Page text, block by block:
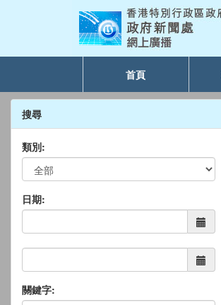
首頁
搜尋
類別:
日期:
關鍵字: